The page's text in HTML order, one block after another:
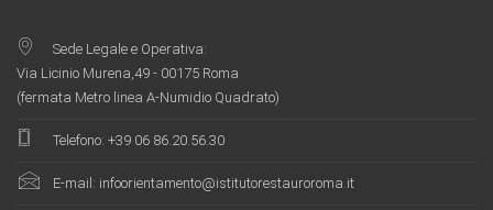
Sede Legale e Operativa:
Via Licinio Murena,49 - 00175 Roma
(fermata Metro linea A-Numidio Quadrato)
Telefono: +39 06 86.20.56.30
E-mail: infoorientamento@istitutorestauroroma.it